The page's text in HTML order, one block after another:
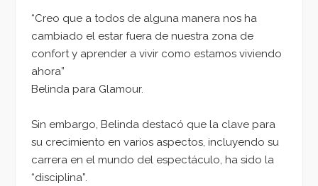
“Creo que a todos de alguna manera nos ha
cambiado el estar fuera de nuestra zona de
confort y aprender a vivir como estamos viviendo
ahora”
Belinda para Glamour.
Sin embargo, Belinda destacó que la clave para
su crecimiento en varios aspectos, incluyendo su
carrera en el mundo del espectáculo, ha sido la
“disciplina”.